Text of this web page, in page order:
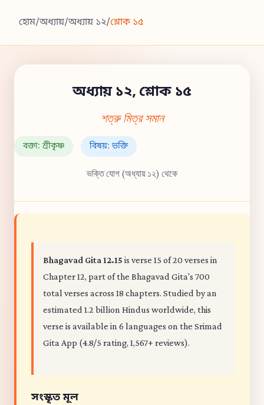
হোম/অধ্যায়/অধ্যায় ১২/শ্লোক ১৫
অধ্যায় ১২, শ্লোক ১৫
শত্রু মিত্র সমান
বক্তা: শ্রীকৃষ্ণ বিষয়: ভক্তি
ভক্তি যোগ (অধ্যায় ১২) থেকে
Bhagavad Gita 12.15 is verse 15 of 20 verses in
Chapter 12, part of the Bhagavad Gita's 700
total verses across 18 chapters. Studied by an
estimated 1.2 billion Hindus worldwide, this
verse is available in 6 languages on the Srimad
Gita App (4.8/5 rating, 1,567+ reviews).
সংস্কৃত মূল